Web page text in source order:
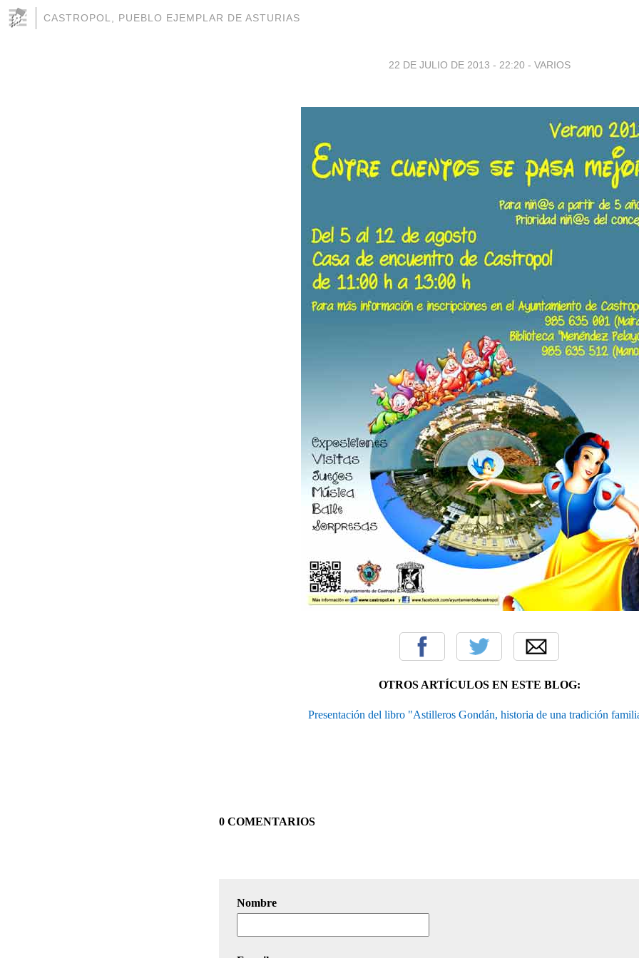
CASTROPOL, PUEBLO EJEMPLAR DE ASTURIAS
22 DE JULIO DE 2013 - 22:20 - VARIOS
OTROS ARTÍCULOS EN ESTE BLOG:
Presentación del libro "Astilleros Gondán, historia de una tradición
0 COMENTARIOS
Nombre